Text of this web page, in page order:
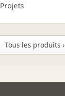
Projets
Tous les produits ›